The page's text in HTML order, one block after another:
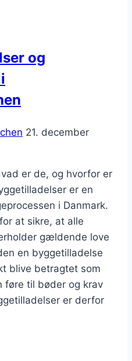
og
21. december
er de, og hvorfor er
er en
i Danmark.
at sikre, at alle
gældende love
en byggetilladelse
blive betragtet som
føre til bøder og krav
er derfor